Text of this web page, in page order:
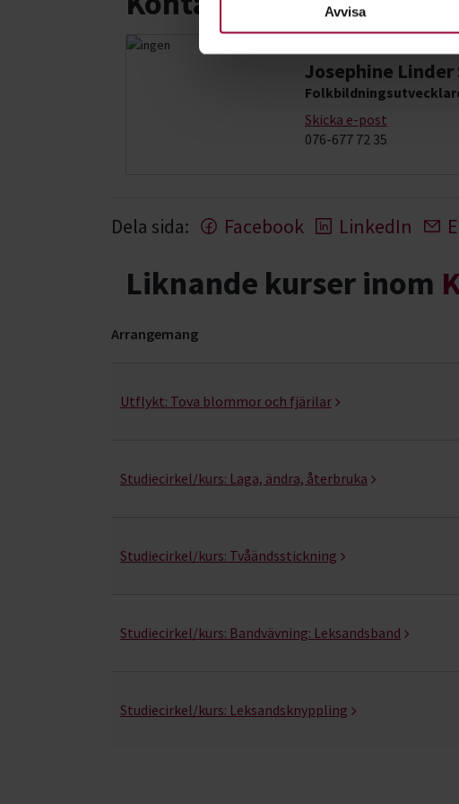
Avvisa
Josephine Linder
Skicka e-post
076-677 72 35
Dela sida: Facebook LinkedIn
Liknande kurser inom
Arrangemang
Utflykt: Tova blommor och fjärilar
Studiecirkel/kurs: Laga, ändra, återbruka
Studiecirkel/kurs: Tvåändsstickning
Studiecirkel/kurs: Bandvävning: Leksandsband
Studiecirkel/kurs: Leksandsknyppling